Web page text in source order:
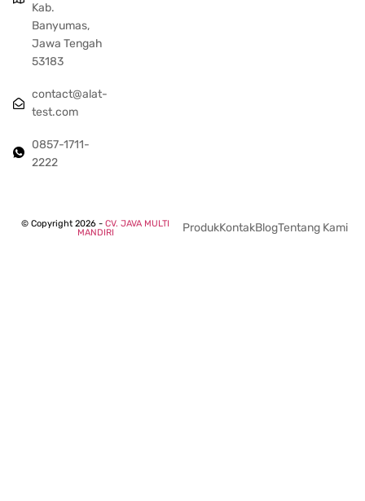
Kab.
Banyumas,
Jawa Tengah
53183
contact@alat-
test.com
0857-1711-
2222
© Copyright 2026 - CV. JAVA MULTI
MANDIRI
ProdukKontakBlogTentang Kami